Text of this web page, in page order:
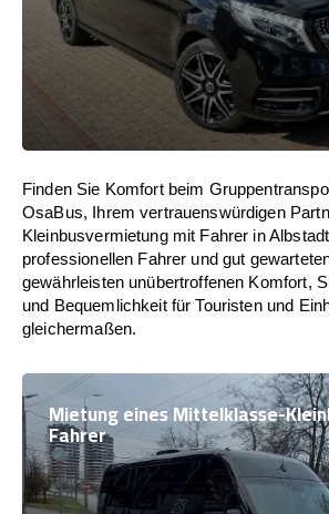
Finden Sie Komfort beim
OsaBus, Ihrem vertrauenswürdigen
Kleinbusvermietung mit Fahrer in
professionellen Fahrer und gut
gewährleisten unübertroffenen Komfort,
und Bequemlichkeit für Touristen und
gleichermaßen.
Mietung eines Mittelklasse-
Fahrer